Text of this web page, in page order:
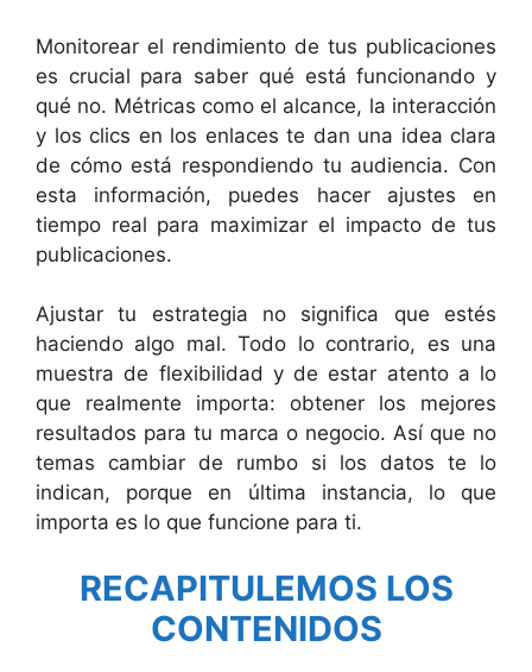
Monitorear el rendimiento de tus publicaciones
es crucial para saber qué está funcionando y
qué no. Métricas como el alcance, la interacción
y los clics en los enlaces te dan una idea clara
de cómo está respondiendo tu audiencia. Con
esta información, puedes hacer ajustes en
tiempo real para maximizar el impacto de tus
publicaciones.
Ajustar tu estrategia no significa que estés
haciendo algo mal. Todo lo contrario, es una
muestra de flexibilidad y de estar atento a lo
que realmente importa: obtener los mejores
resultados para tu marca o negocio. Así que no
temas cambiar de rumbo si los datos te lo
indican, porque en última instancia, lo que
importa es lo que funcione para ti.
RECAPITULEMOS LOS
CONTENIDOS